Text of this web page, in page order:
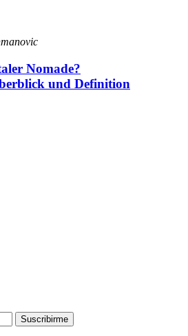
Nomade?
und Definition
Suscribirme